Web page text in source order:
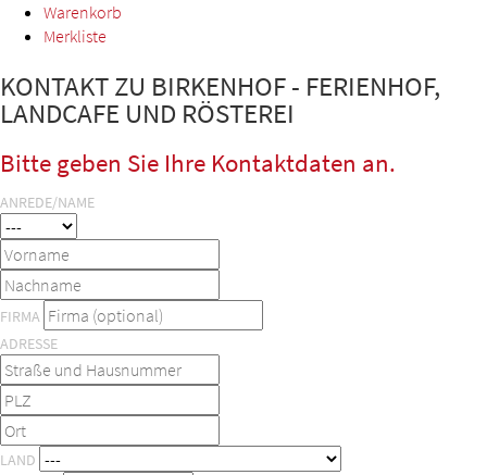
Warenkorb
Merkliste
KONTAKT ZU BIRKENHOF - FERIENHOF,
LANDCAFE UND RÖSTEREI
Bitte geben Sie Ihre Kontaktdaten an.
ANREDE/NAME
FIRMA
ADRESSE
LAND